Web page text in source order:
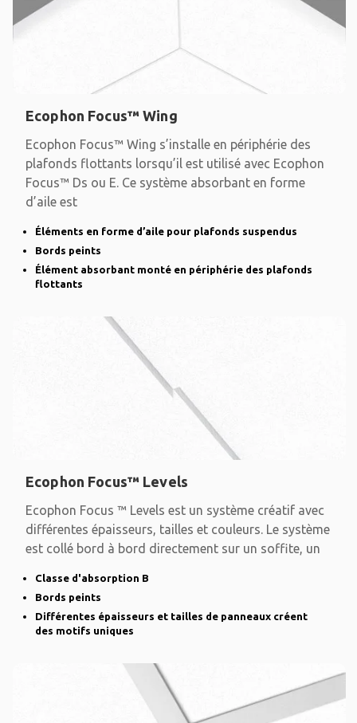
Ecophon Focus™ Wing
Ecophon Focus™ Wing s’installe en périphérie des
plafonds flottants lorsqu’il est utilisé avec Ecophon
Focus™ Ds ou E. Ce système absorbant en forme
d’aile est
Éléments en forme d’aile pour plafonds suspendus
Bords peints
Élément absorbant monté en périphérie des plafonds
flottants
Ecophon Focus™ Levels
Ecophon Focus ™ Levels est un système créatif avec
différentes épaisseurs, tailles et couleurs. Le système
est collé bord à bord directement sur un soffite, un
Classe d'absorption B
Bords peints
Différentes épaisseurs et tailles de panneaux créent
des motifs uniques